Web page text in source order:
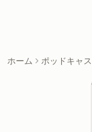
ホーム ポッドキャ